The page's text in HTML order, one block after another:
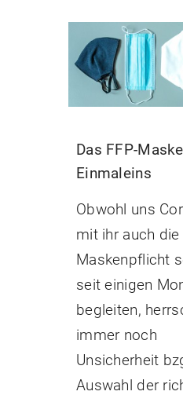
Das FFP-
Einmaleins
Obwohl uns
mit ihr auch die
Maskenpflicht
seit einigen
begleiten,
immer noch
Unsicherheit
Auswahl der